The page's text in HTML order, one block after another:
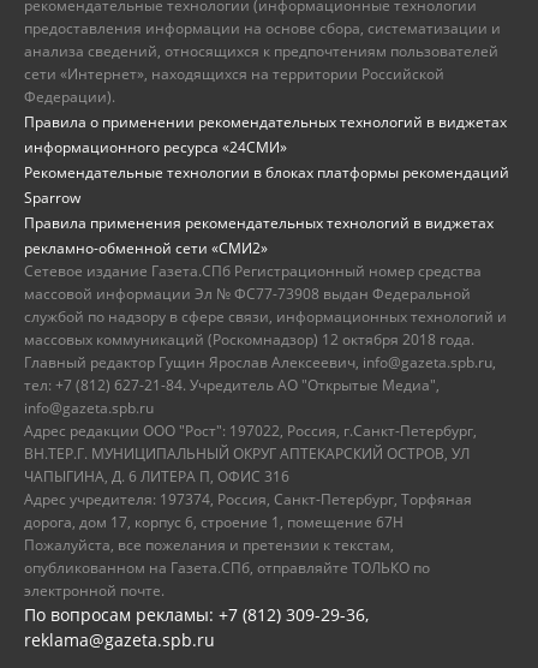
рекомендательные технологии (информационные технологии
предоставления информации на основе сбора, систематизации и
анализа сведений, относящихся к предпочтениям пользователей
сети «Интернет», находящихся на территории Российской
Федерации).
Правила о применении рекомендательных технологий в виджетах
информационного ресурса «24СМИ»
Рекомендательные технологии в блоках платформы рекомендаций
Sparrow
Правила применения рекомендательных технологий в виджетах
рекламно-обменной сети «СМИ2»
Сетевое издание Газета.СПб Регистрационный номер средства
массовой информации Эл № ФС77-73908 выдан Федеральной
службой по надзору в сфере связи, информационных технологий и
массовых коммуникаций (Роскомнадзор) 12 октября 2018 года.
Главный редактор Гущин Ярослав Алексеевич, info@gazeta.spb.ru,
тел: +7 (812) 627-21-84. Учредитель АО "Открытые Медиа",
info@gazeta.spb.ru
Адрес редакции ООО "Рост": 197022, Россия, г.Санкт-Петербург,
ВН.ТЕР.Г. МУНИЦИПАЛЬНЫЙ ОКРУГ АПТЕКАРСКИЙ ОСТРОВ, УЛ
ЧАПЫГИНА, Д. 6 ЛИТЕРА П, ОФИС 316
Адрес учредителя: 197374, Россия, Санкт-Петербург, Торфяная
дорога, дом 17, корпус 6, строение 1, помещение 67Н
Пожалуйста, все пожелания и претензии к текстам,
опубликованном на Газета.СПб, отправляйте ТОЛЬКО по
электронной почте.
По вопросам рекламы: +7 (812) 309-29-36,
reklama@gazeta.spb.ru